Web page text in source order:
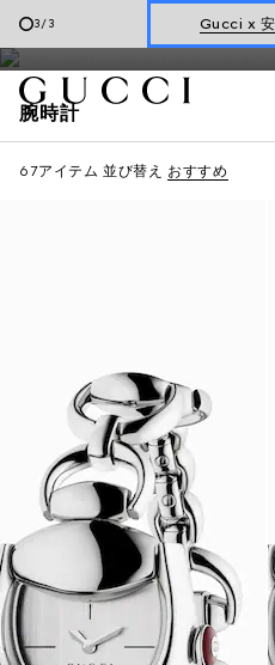
1/3 オンライン限定
タイルからクラシックなスタイルま
刻印サービスを無料で承ります。
腕時計
67アイテム 並び替え おすすめ